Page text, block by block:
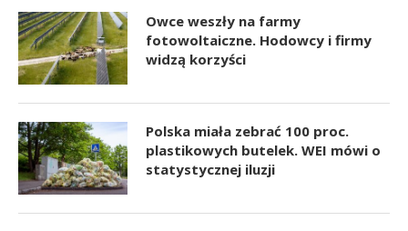
Owce weszły na farmy
fotowoltaiczne. Hodowcy i firmy
widzą korzyści
Polska miała zebrać 100 proc.
plastikowych butelek. WEI mówi o
statystycznej iluzji